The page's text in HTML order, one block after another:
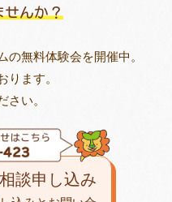
せんか？
の無料体験会を開催中。
ります。
さい。
談申し込み